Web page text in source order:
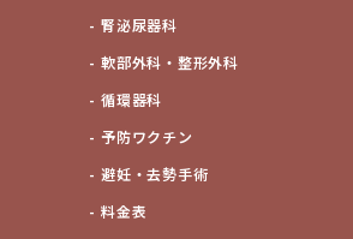
腎泌尿器科
軟部外科・整形外科
循環器科
予防ワクチン
避妊・去勢手術
料金表